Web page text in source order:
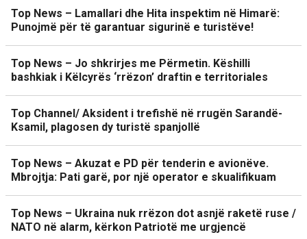
Top News – Lamallari dhe Hita inspektim në Himarë:
Punojmë për të garantuar sigurinë e turistëve!
Top News – Jo shkrirjes me Përmetin. Këshilli
bashkiak i Këlcyrës ‘rrëzon’ draftin e territoriales
Top Channel/ Aksident i trefishë në rrugën Sarandë-
Ksamil, plagosen dy turistë spanjollë
Top News – Akuzat e PD për tenderin e avionëve.
Mbrojtja: Pati garë, por një operator e skualifikuam
Top News – Ukraina nuk rrëzon dot asnjë raketë ruse /
NATO në alarm, kërkon Patriotë me urgjencë